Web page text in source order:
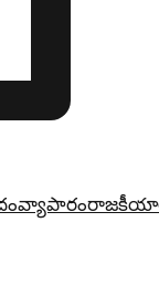
వ్యాపారం